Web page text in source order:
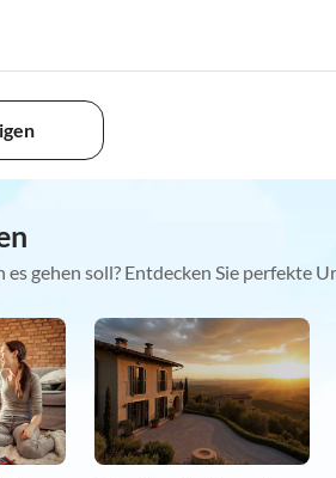
es gehen soll? Entdecken Sie perfekte